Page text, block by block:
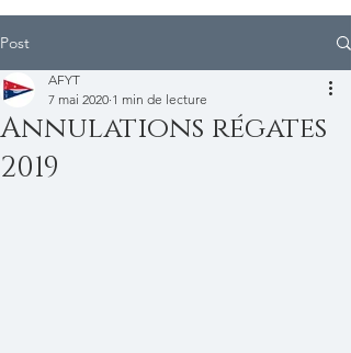
Post
Annulations régates
2019
AFYT
7 mai 2020 1 min de lecture